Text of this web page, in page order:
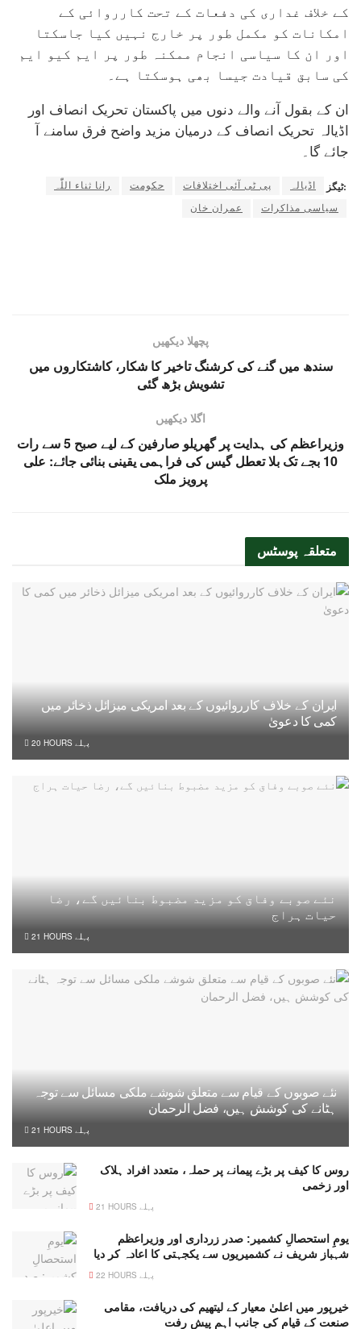
کے خلاف غداری کی دفعات کے تحت کارروائی کے
امکانات کو مکمل طور پر خارج نہیں کیا جاسکتا
اور ان کا سیاسی انجام ممکنہ طور پر ایم کیو ایم
کی سابق قیادت جیسا بھی ہوسکتا ہے۔
ان کے بقول آنے والے دنوں میں پاکستان تحریک انصاف اور
اڈیالہ تحریک انصاف کے درمیان مزید واضح فرق سامنے آ
جائے گا۔
ٹیگز: اڈیالہ پی ٹی آئی اختلافات حکومت
رانا ثناء اللّٰہ
سیاسی مذاکرات
عمران خان
پچھلا دیکھیں
سندھ میں گنے کی کرشنگ تاخیر کا شکار، کاشتکاروں میں
تشویش بڑھ گئی
اگلا دیکھیں
وزیراعظم کی ہدایت پر گھریلو صارفین کے لیے صبح 5 سے رات
10 بجے تک بلا تعطل گیس کی فراہمی یقینی بنائی جائے: علی
پرویز ملک
متعلقہ پوسٹس
ایران کے خلاف کارروائیوں کے بعد امریکی میزائل ذخائر میں
کمی کا دعویٰ
20 HOURS پہلے
نئے صوبے وفاق کو مزید مضبوط بنائیں گے، رضا
حیات ہراج
21 HOURS پہلے
نئے صوبوں کے قیام سے متعلق شوشے ملکی مسائل سے توجہ
ہٹانے کی کوشش ہیں، فضل الرحمان
21 HOURS پہلے
روس کا کیف پر بڑے پیمانے پر حملہ، متعدد افراد ہلاک
اور زخمی
21 HOURS پہلے
یومِ استحصالِ کشمیر: صدر زرداری اور وزیراعظم
شہباز شریف نے کشمیریوں سے یکجہتی کا اعادہ کر دیا
22 HOURS پہلے
خیرپور میں اعلیٰ معیار کے لیتھیم کی دریافت، مقامی
صنعت کے قیام کی جانب اہم پیش رفت